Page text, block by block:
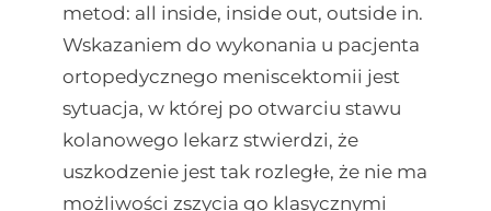
metod: all inside, inside out, outside in.
Wskazaniem do wykonania u pacjenta
ortopedycznego meniscektomii jest
sytuacja, w której po otwarciu stawu
kolanowego lekarz stwierdzi, że
uszkodzenie jest tak rozległe, że nie ma
możliwości zszycia go klasycznymi